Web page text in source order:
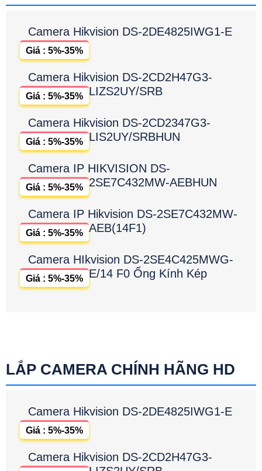
Camera Hikvision DS-2DE4825IWG1-E
Giá : 5%-35%
Camera Hikvision DS-2CD2H47G3-
LIZS2UY/SRB
Giá : 5%-35%
Camera Hikvision DS-2CD2347G3-
LIS2UY/SRBHUN
Giá : 5%-35%
Camera IP HIKVISION DS-
2SE7C432MW-AEBHUN
Giá : 5%-35%
Camera IP Hikvision DS-2SE7C432MW-
AEB(14F1)
Giá : 5%-35%
Camera HIkvision DS-2SE4C425MWG-
E/14 F0 Ống Kính Kép
Giá : 5%-35%
LẮP CAMERA CHÍNH HÃNG HD
Camera Hikvision DS-2DE4825IWG1-E
Giá : 5%-35%
Camera Hikvision DS-2CD2H47G3-